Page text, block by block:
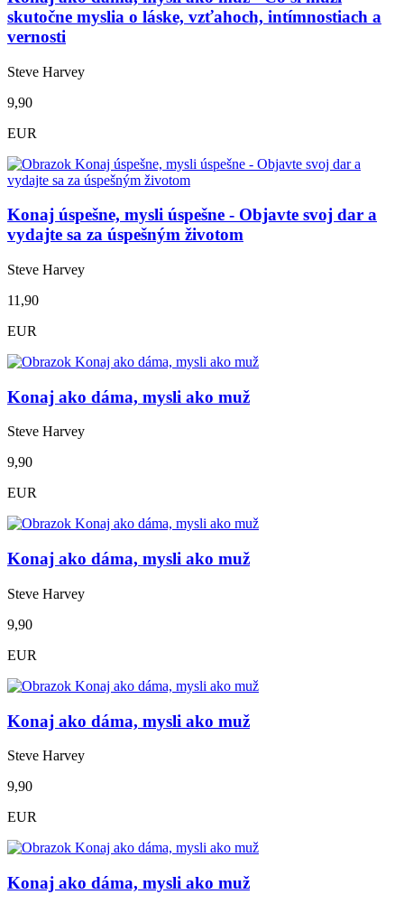
skutočne myslia o láske, vzťahoch, intímnostiach a
vernosti
Steve Harvey
9,90
EUR
Konaj úspešne, mysli úspešne - Objavte svoj dar a
vydajte sa za úspešným životom
Steve Harvey
11,90
EUR
Konaj ako dáma, mysli ako muž
Steve Harvey
9,90
EUR
Konaj ako dáma, mysli ako muž
Steve Harvey
9,90
EUR
Konaj ako dáma, mysli ako muž
Steve Harvey
9,90
EUR
Konaj ako dáma, mysli ako muž